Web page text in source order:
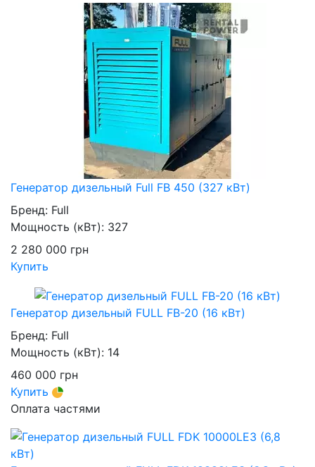
Генератор дизельный Full FB 450 (327 кВт)
Бренд: Full
Мощность (кВт): 327
2 280 000 грн
Купить
Генератор дизельный FULL FB-20 (16 кВт)
Бренд: Full
Мощность (кВт): 14
460 000 грн
Купить
Оплата частями